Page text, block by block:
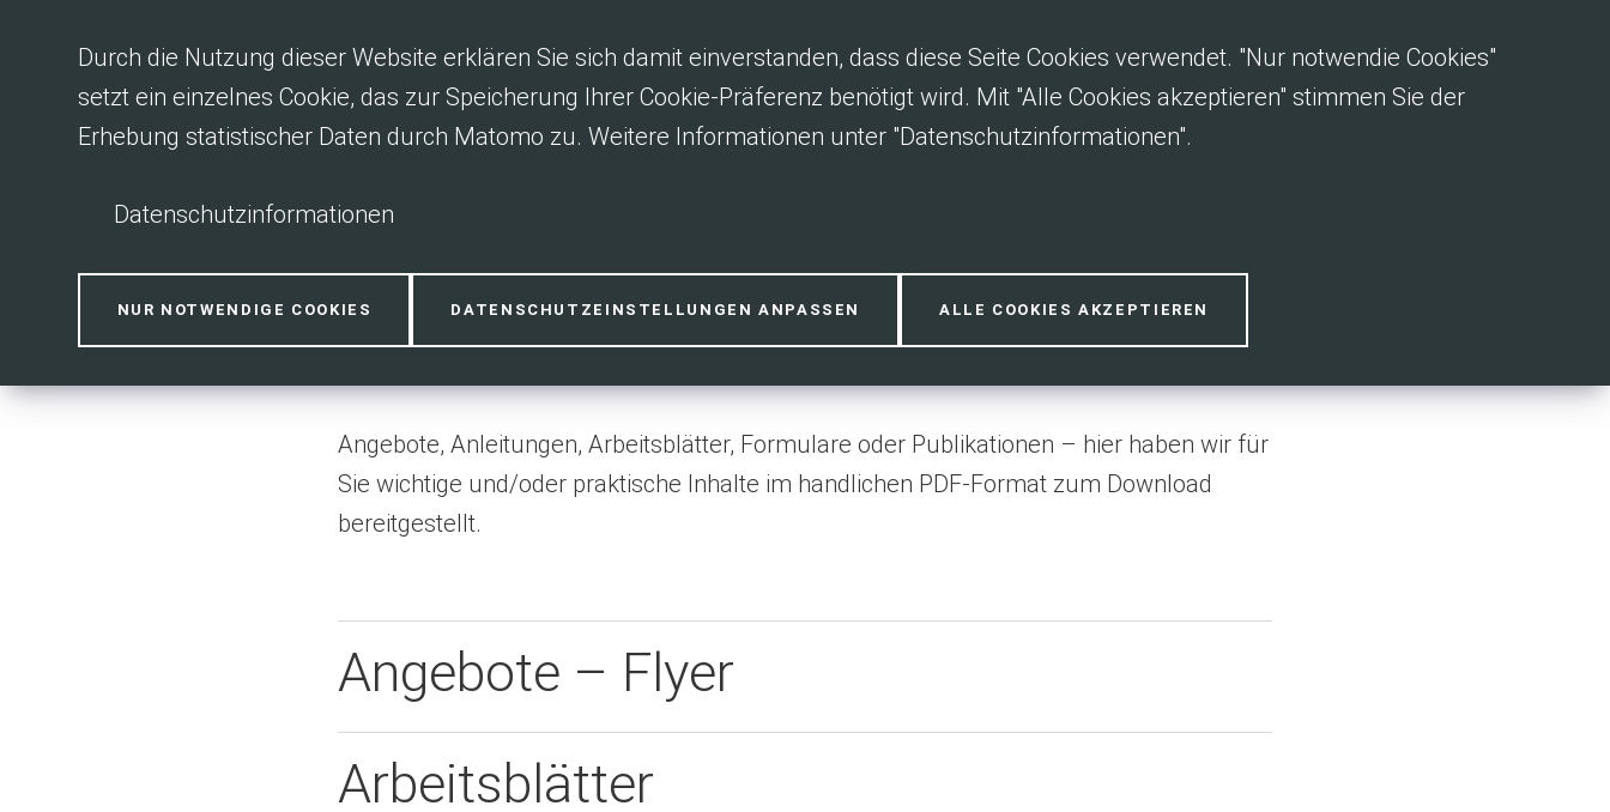
Durch die Nutzung dieser Website erklären Sie sich damit einverstanden, dass diese Seite Cookies verwendet. "Nur notwendie Cookies"
setzt ein einzelnes Cookie, das zur Speicherung Ihrer Cookie-Präferenz benötigt wird. Mit "Alle Cookies akzeptieren" stimmen Sie der
Erhebung statistischer Daten durch Matomo zu. Weitere Informationen unter "Datenschutzinformationen".
Datenschutzinformationen
NUR NOTWENDIGE COOKIES DATENSCHUTZEINSTELLUNGEN ANPASSEN ALLE COOKIES AKZEPTIEREN
Downloads
Angebote, Anleitungen, Arbeitsblätter, Formulare oder Publikationen – hier haben wir für
Sie wichtige und/oder praktische Inhalte im handlichen PDF-Format zum Download
bereitgestellt.
Angebote – Flyer
Arbeitsblätter